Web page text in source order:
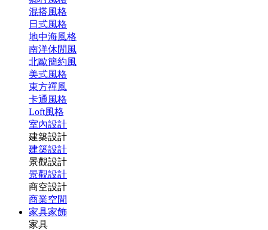
混搭風格
日式風格
地中海風格
南洋休閒風
北歐簡約風
美式風格
東方禪風
卡通風格
Loft風格
室內設計
建築設計
建築設計
景觀設計
景觀設計
商空設計
商業空間
家具家飾
家具